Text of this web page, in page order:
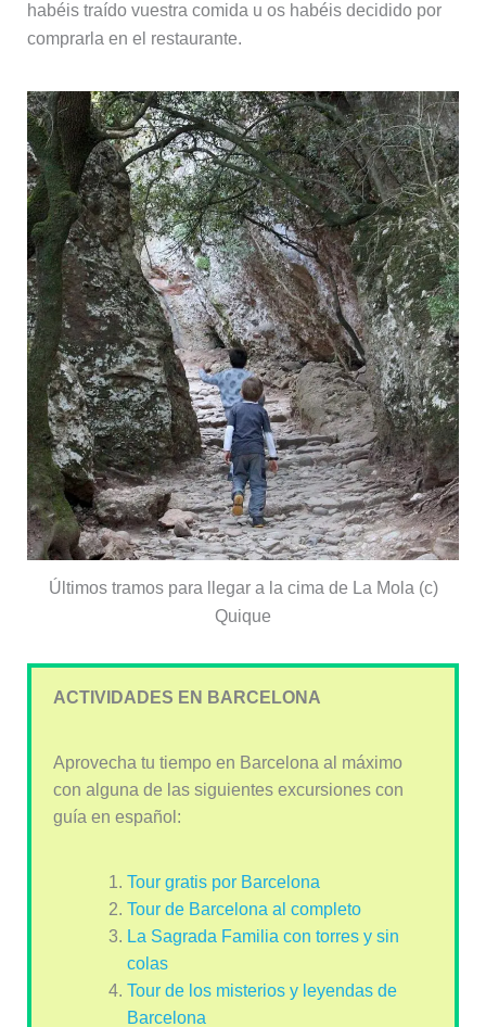
habéis traído vuestra comida u os habéis decidido por
comprarla en el restaurante.
Últimos tramos para llegar a la cima de La Mola (c)
Quique
ACTIVIDADES EN BARCELONA
Aprovecha tu tiempo en Barcelona al máximo
con alguna de las siguientes excursiones con
guía en español:
Tour gratis por Barcelona
Tour de Barcelona al completo
La Sagrada Familia con torres y sin
colas
Tour de los misterios y leyendas de
Barcelona